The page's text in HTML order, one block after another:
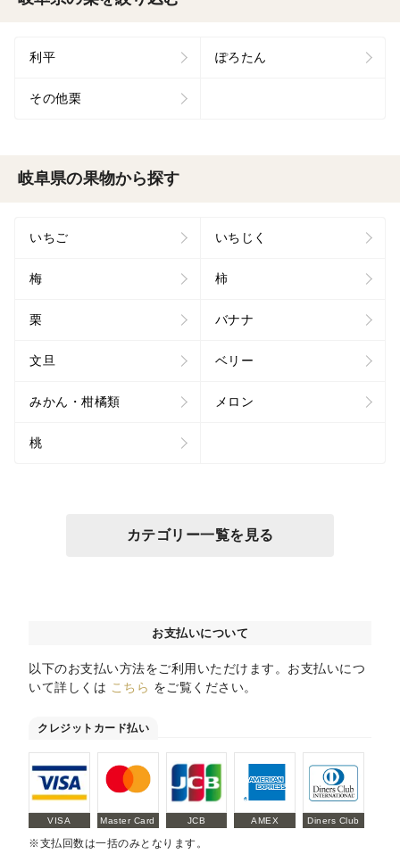
利平 ぽろたん
その他栗
岐阜県の果物から探す
いちご いちじく
梅 柿
栗 バナナ
文旦 ベリー
みかん・柑橘類 メロン
桃
カテゴリー一覧を見る
お支払いについて
以下のお支払い方法をご利用いただけます。お支払いにつ
いて詳しくは こちら をご覧ください。
クレジットカード払い
VISA Master Card JCB AMEX Diners Club
※支払回数は一括のみとなります。